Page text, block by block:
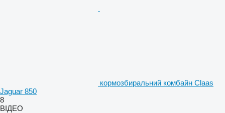
кормозбиральний комбайн Claas
Jaguar 850
8
ВІДЕО